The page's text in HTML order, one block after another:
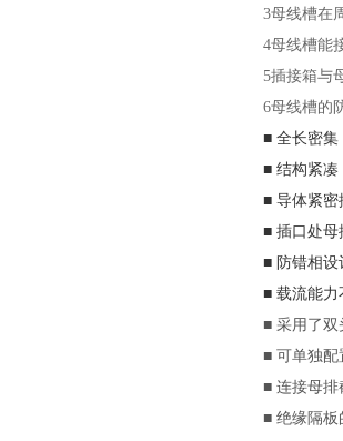
3母线槽在
4母线槽能
5插接箱与
6母线槽的
■ 全长密集
■ 结构紧凑
■ 导体紧密
■ 插口处母
■ 防错相设
■ 载流能力
■ 采用了双
■ 可单独配
■ 连接母排
■ 绝缘隔板